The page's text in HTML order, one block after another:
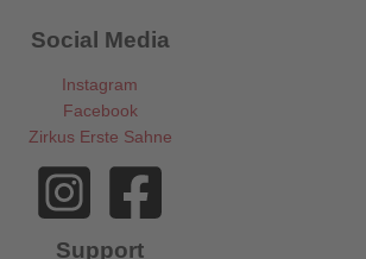
Social Media
Instagram
Facebook
Zirkus Erste Sahne
Support